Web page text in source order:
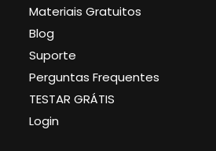
Materiais Gratuitos
Blog
Suporte
Perguntas Frequentes
TESTAR GRÁTIS
Login